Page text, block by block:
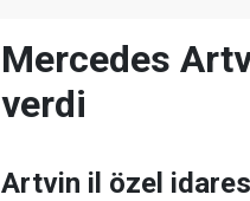
Mercedes
verdi
Artvin il özel